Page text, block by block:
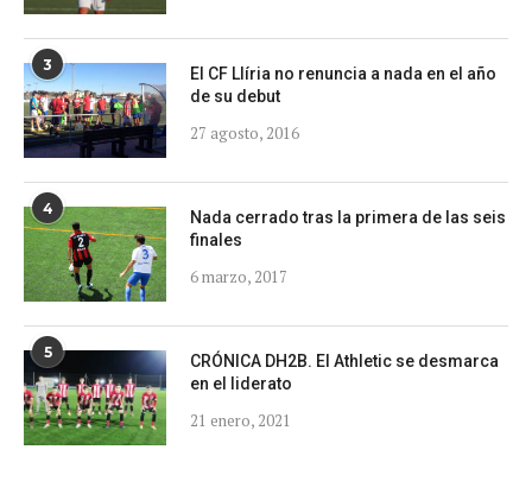
3
El CF Llíria no renuncia a nada en el año
de su debut
27 agosto, 2016
4
Nada cerrado tras la primera de las seis
finales
6 marzo, 2017
5
CRÓNICA DH2B. El Athletic se desmarca
en el liderato
21 enero, 2021